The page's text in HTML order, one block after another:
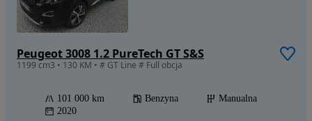
Peugeot 3008 1.2 PureTech GT S&S
1199 cm3 • 130 KM • # GT Line # Full obcja
101 000 km Benzyna
Manualna
2020